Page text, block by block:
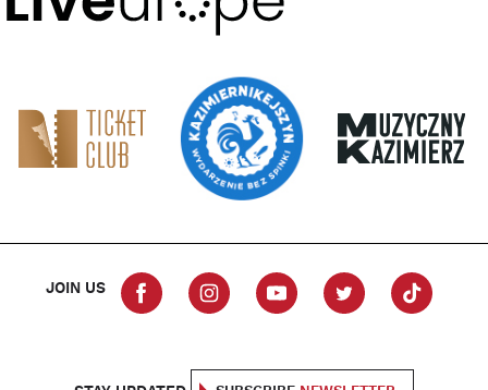
JOIN US